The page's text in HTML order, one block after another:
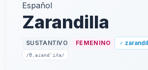
Español
Zarandilla
SUSTANTIVO FEMENINO ♂
/θˌaɾandˈiʎa/